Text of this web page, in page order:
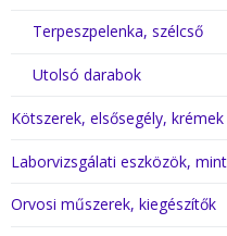
Terpeszpelenka, szélcső
Utolsó darabok
Kötszerek, elsősegély, krémek
Laborvizsgálati eszközök,
Orvosi műszerek, kiegészítők